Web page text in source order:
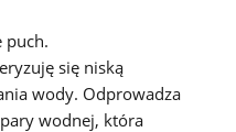
puch.
się niską
wody. Odprowadza
wodnej, która